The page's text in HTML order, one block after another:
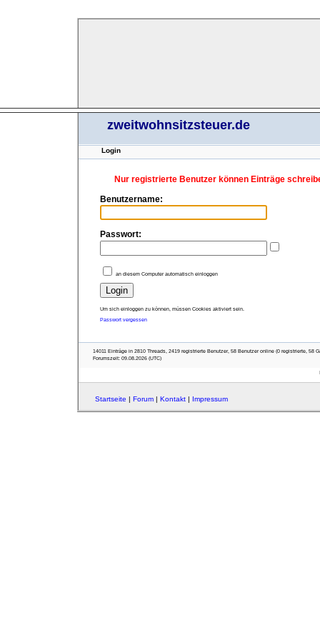
zweitwohnsitzsteuer.de
Login
Nur registrierte Benutzer können Einträge
Benutzername:
Passwort:
an diesem Computer automatisch einloggen
Um sich einloggen zu können, müssen Cookies aktiviert sein.
Passwort vergessen
14011 Einträge in 2810 Threads, 2419 registrierte Benutzer, 58 Benutzer online (0 registrierte, 58
Forumszeit: 09.08.2026 (UTC)
Startseite | Forum| Kontakt| Impressum